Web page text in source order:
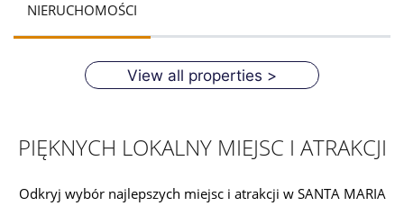
NIERUCHOMOŚCI
View all properties >
PIĘKNYCH LOKALNY MIEJSC I ATRAKCJI
Odkryj wybór najlepszych miejsc i atrakcji w SANTA MARIA